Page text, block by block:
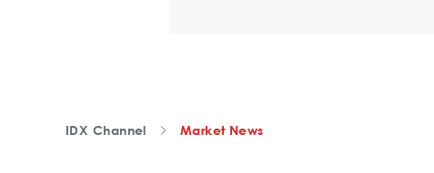
IDX Channel Market News